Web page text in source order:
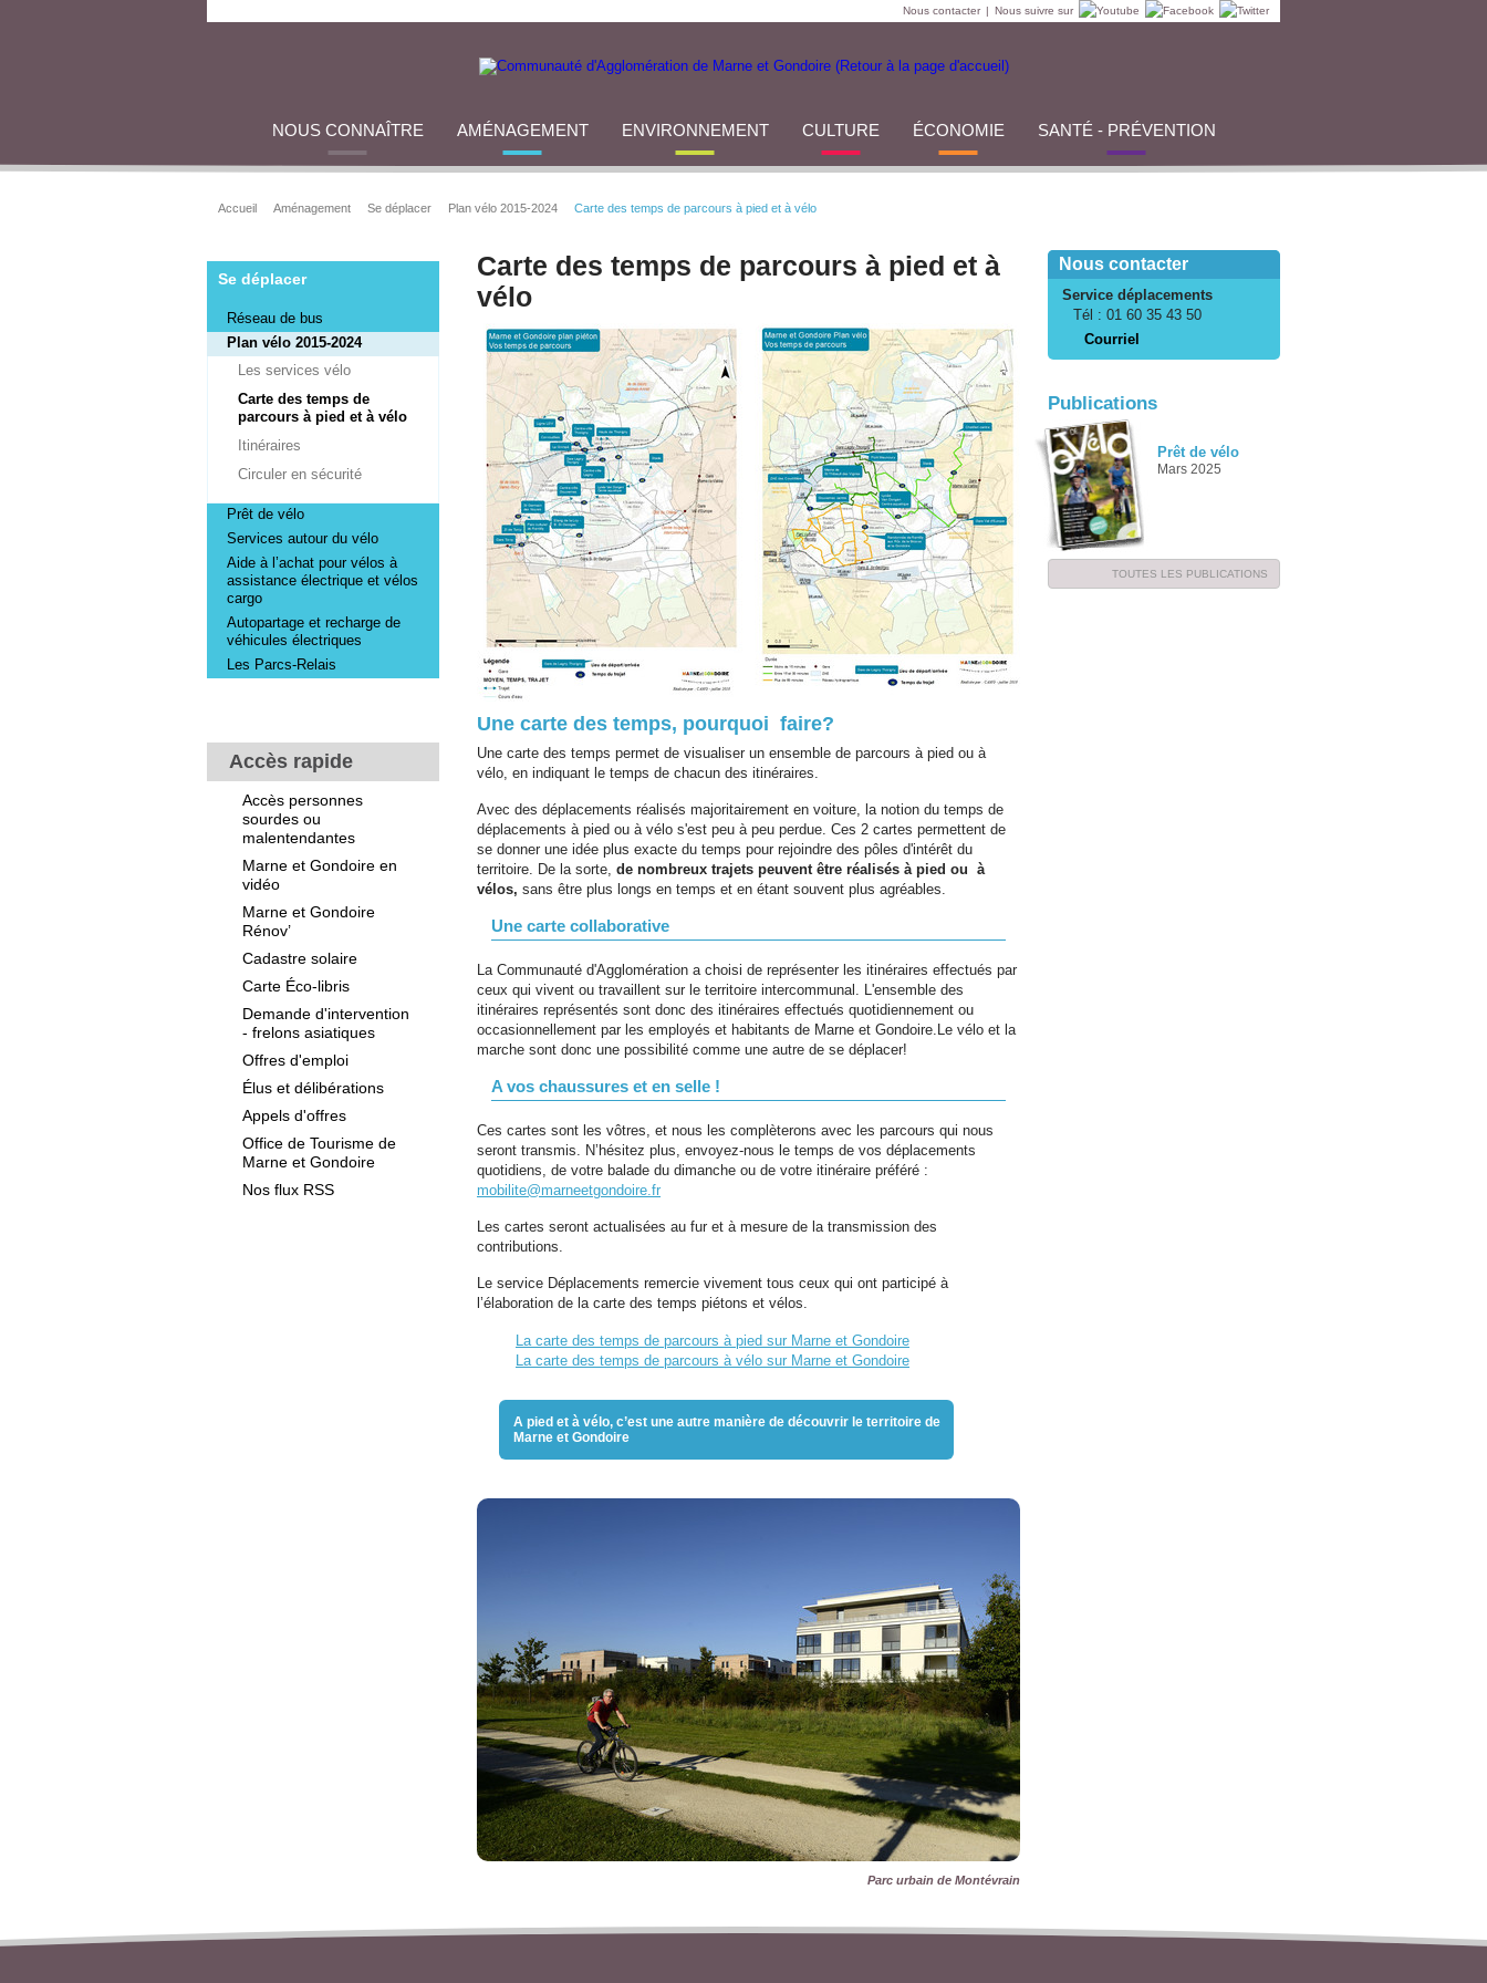
Nous contacter | Nous suivre sur
NOUS CONNAÎTRE AMÉNAGEMENT ENVIRONNEMENT CULTURE ÉCONOMIE SANTÉ - PRÉVENTION
Accueil Aménagement Se déplacer Plan vélo 2015-2024 Carte des temps de parcours à pied et à vélo
Se déplacer
Réseau de bus
Plan vélo 2015-2024
Les services vélo
Carte des temps de
parcours à pied et à vélo
Itinéraires
Circuler en sécurité
Prêt de vélo
Services autour du vélo
Aide à l’achat pour vélos à
assistance électrique et vélos
cargo
Autopartage et recharge de
véhicules électriques
Les Parcs-Relais
Accès rapide
Accès personnes
sourdes ou
malentendantes
Marne et Gondoire en
vidéo
Marne et Gondoire
Rénov’
Cadastre solaire
Carte Éco-libris
Demande d'intervention
- frelons asiatiques
Offres d'emploi
Élus et délibérations
Appels d'offres
Office de Tourisme de
Marne et Gondoire
Nos flux RSS
Carte des temps de parcours à pied et à
vélo
Une carte des temps, pourquoi faire?
Une carte des temps permet de visualiser un ensemble de parcours à pied ou à
vélo, en indiquant le temps de chacun des itinéraires.
Avec des déplacements réalisés majoritairement en voiture, la notion du temps de
déplacements à pied ou à vélo s'est peu à peu perdue. Ces 2 cartes permettent de
se donner une idée plus exacte du temps pour rejoindre des pôles d'intérêt du
territoire. De la sorte, de nombreux trajets peuvent être réalisés à pied ou à
vélos, sans être plus longs en temps et en étant souvent plus agréables.
Une carte collaborative
La Communauté d'Agglomération a choisi de représenter les itinéraires effectués par
ceux qui vivent ou travaillent sur le territoire intercommunal. L'ensemble des
itinéraires représentés sont donc des itinéraires effectués quotidiennement ou
occasionnellement par les employés et habitants de Marne et Gondoire.Le vélo et la
marche sont donc une possibilité comme une autre de se déplacer!
A vos chaussures et en selle !
Ces cartes sont les vôtres, et nous les complèterons avec les parcours qui nous
seront transmis. N’hésitez plus, envoyez-nous le temps de vos déplacements
quotidiens, de votre balade du dimanche ou de votre itinéraire préféré :
mobilite@marneetgondoire.fr
Les cartes seront actualisées au fur et à mesure de la transmission des
contributions.
Le service Déplacements remercie vivement tous ceux qui ont participé à
l’élaboration de la carte des temps piétons et vélos.
La carte des temps de parcours à pied sur Marne et Gondoire
La carte des temps de parcours à vélo sur Marne et Gondoire
A pied et à vélo, c’est une autre manière de découvrir le territoire de
Marne et Gondoire
Parc urbain de Montévrain
Nous contacter
Service déplacements
Tél : 01 60 35 43 50
Courriel
Publications
Prêt de vélo
Mars 2025
TOUTES LES PUBLICATIONS